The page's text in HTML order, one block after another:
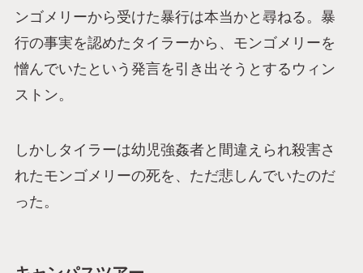
ンゴメリーから受けた暴行は本当かと尋ねる。暴
行の事実を認めたタイラーから、モンゴメリーを
憎んでいたという発言を引き出そうとするウィン
ストン。
しかしタイラーは幼児強姦者と間違えられ殺害さ
れたモンゴメリーの死を、ただ悲しんでいたのだ
った。